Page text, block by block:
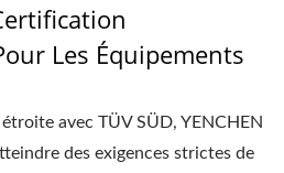
Les Équipements
avec TÜV SÜD, YENCHEN
des exigences strictes de